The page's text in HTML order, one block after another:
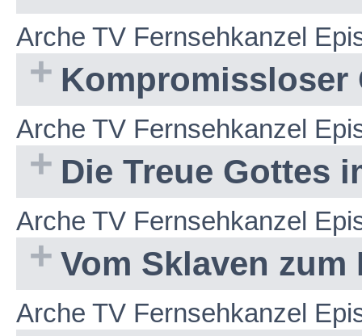
Arche TV Fernsehkanzel
Kompromissloser
Arche TV Fernsehkanzel
Die Treue Gottes
Arche TV Fernsehkanzel
Vom Sklaven
Arche TV Fernsehkanzel